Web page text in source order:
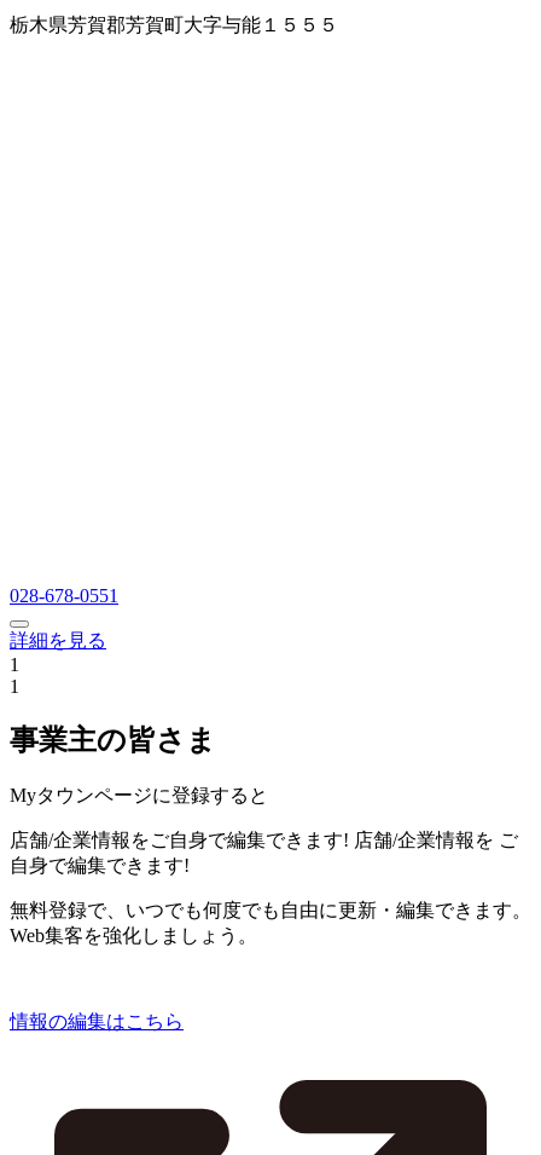
栃木県芳賀郡芳賀町大字与能１５５５
028-678-0551
詳細を見る
1
1
事業主の皆さま
Myタウンページに登録すると
店舗/企業情報をご自身で編集できます! 店舗/企業情報を ご
自身で編集できます!
無料登録で、いつでも何度でも自由に更新・編集できます。
Web集客を強化しましょう。
情報の編集はこちら